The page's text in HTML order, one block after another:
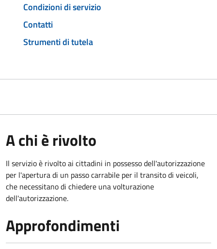
Condizioni di servizio
Contatti
Strumenti di tutela
A chi è rivolto
Il servizio è rivolto ai cittadini in possesso dell'autorizzazione
per l'apertura di un passo carrabile per il transito di veicoli,
che necessitano di chiedere una volturazione
dell'autorizzazione.
Approfondimenti